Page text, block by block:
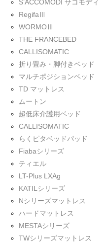
S’ACCOMODI サコモディ
RegifaⅢ
WORMOⅢ
THE FRANCEBED
CALLISOMATIC
折り畳み・脚付きベッド
マルチポジションベッド
TD マットレス
ムートン
超低床介護用ベッド
CALLISOMATIC
らくピタベッドパッド
Fiabaシリーズ
ティエル
LT-Plus LXAg
KATILシリーズ
Nシリーズマットレス
ハードマットレス
MESTAシリーズ
TWシリーズマットレス